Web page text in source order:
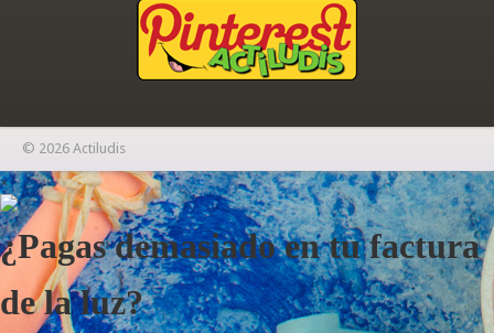
© 2026 Actiludis
×
¿Pagas demasiado en tu factura
de la luz?